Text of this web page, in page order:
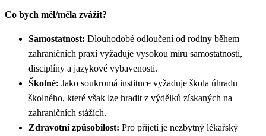
Co bych měl/měla zvážit?
Samostatnost: Dlouhodobé odloučení od rodiny během
zahraničních praxí vyžaduje vysokou míru samostatnosti,
disciplíny a jazykové vybavenosti.
Školné: Jako soukromá instituce vyžaduje škola úhradu
školného, které však lze hradit z výdělků získaných na
zahraničních stážích.
Zdravotní způsobilost: Pro přijetí je nezbytný lékařský